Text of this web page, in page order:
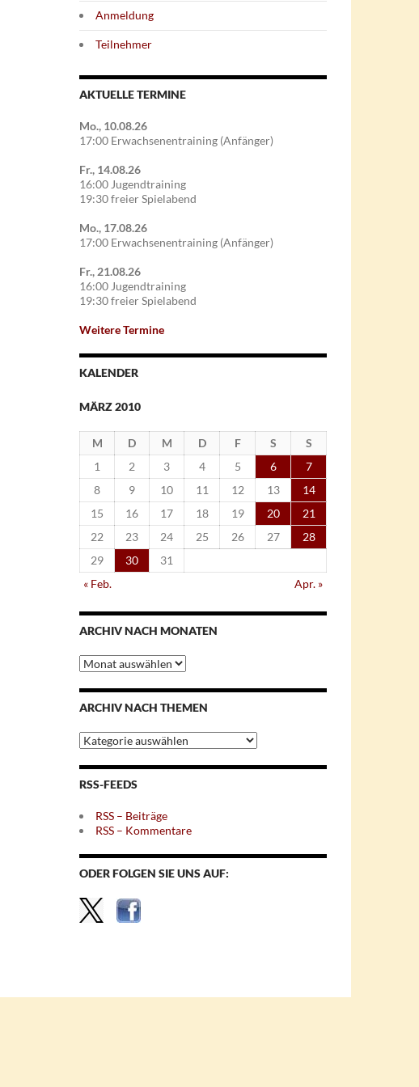
Anmeldung
Teilnehmer
AKTUELLE TERMINE
Mo., 10.08.26
17:00 Erwachsenentraining (Anfänger)
Fr., 14.08.26
16:00 Jugendtraining
19:30 freier Spielabend
Mo., 17.08.26
17:00 Erwachsenentraining (Anfänger)
Fr., 21.08.26
16:00 Jugendtraining
19:30 freier Spielabend
Weitere Termine
KALENDER
MÄRZ 2010
M D M D F S
S
1
2 3 4 5 6
7
8
9 10 11 12 13
14
15
16 17 18 19 20
21
22
23 24 25 26 27
28
29
30
31
« Feb.
Apr. »
ARCHIV NACH MONATEN
Archiv
nach
Monaten
ARCHIV NACH THEMEN
Archiv
nach
Themen
RSS-FEEDS
RSS – Beiträge
RSS – Kommentare
ODER FOLGEN SIE UNS AUF: